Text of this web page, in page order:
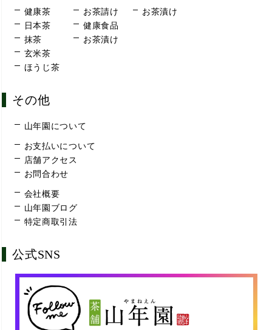
健康茶
日本茶
抹茶
玄米茶
ほうじ茶
お茶請け
健康食品
お茶漬け
お茶漬け
その他
山年園について
お支払いについて
店舗アクセス
お問合わせ
会社概要
山年園ブログ
特定商取引法
公式SNS